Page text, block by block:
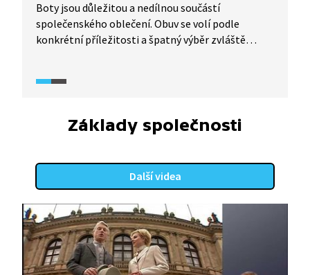
Boty jsou důležitou a nedílnou součástí
společenského oblečení. Obuv se volí podle
konkrétní příležitosti a špatný výběr zvláště
dříve nepřijatelné, dnes už možné je. Přesto
o obuvi, nelze se ani vyhnout otázce, jak je to se
zouváním na návštěvě.
Základy společnosti
Další videa